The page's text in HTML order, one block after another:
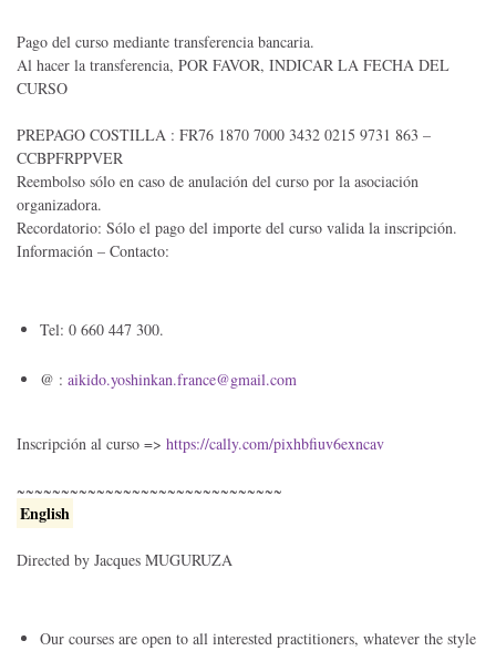
Pago del curso mediante transferencia bancaria.
Al hacer la transferencia, POR FAVOR, INDICAR LA FECHA DEL
CURSO
PREPAGO COSTILLA : FR76 1870 7000 3432 0215 9731 863 –
CCBPFRPPVER
Reembolso sólo en caso de anulación del curso por la asociación
organizadora.
Recordatorio: Sólo el pago del importe del curso valida la inscripción.
Información – Contacto:
Tel: 0 660 447 300.
@ : aikido.yoshinkan.france@gmail.com
Inscripción al curso => https://cally.com/pixhbfiuv6exncav
~~~~~~~~~~~~~~~~~~~~~~~~~~~~~~
English
Directed by Jacques MUGURUZA
Our courses are open to all interested practitioners, whatever the style